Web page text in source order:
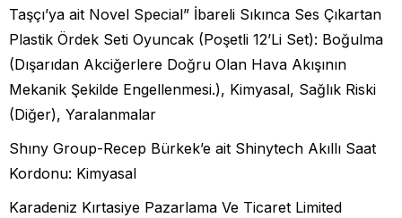
Taşçı’ya ait Novel Special” İbareli Sıkınca Ses Çıkartan
Plastik Ördek Seti Oyuncak (Poşetli 12’Li Set): Boğulma
(Dışarıdan Akciğerlere Doğru Olan Hava Akışının
Mekanik Şekilde Engellenmesi.), Kimyasal, Sağlık Riski
(Diğer), Yaralanmalar
Shıny Group-Recep Bürkek’e ait Shinytech Akıllı Saat
Kordonu: Kimyasal
Karadeniz Kırtasiye Pazarlama Ve Ticaret Limited